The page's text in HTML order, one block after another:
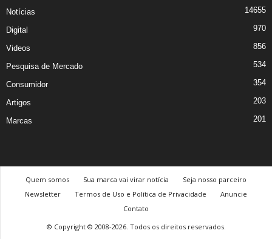
Notícias 14655
Digital 970
Videos 856
Pesquisa de Mercado 534
Consumidor 354
Artigos 203
Marcas 201
Quem somos Sua marca vai virar notícia
Seja nosso parceiro
Newsletter
Termos de Uso e Política de Privacidade
Anuncie
Contato
© Copyright © 2008-2026. Todos os direitos reservados.